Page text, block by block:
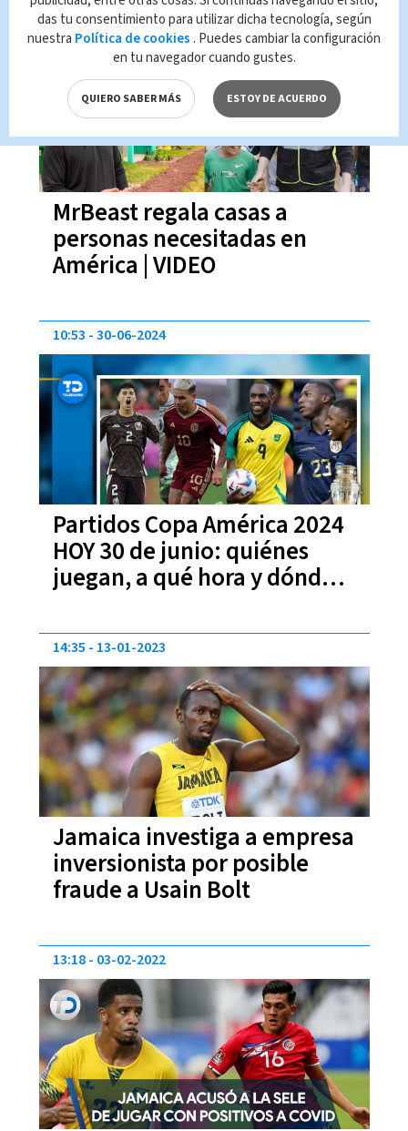
MrBeast regala casas a
personas necesitadas en
América | VIDEO
11:58 01-07-2024
Partidos Copa América 2024
HOY 30 de junio: quiénes
juegan, a qué hora y dónde
10:53 30-06-2024
Jamaica investiga a empresa
inversionista por posible
fraude a Usain Bolt
14:35 13-01-2023
13:18 03-02-2022
das tu consentimiento para utilizar dicha tecnología, según
nuestra Política de cookies . Puedes cambiar la configuración
en tu navegador cuando gustes.
QUIERO SABER MÁS ESTOY DE ACUERDO